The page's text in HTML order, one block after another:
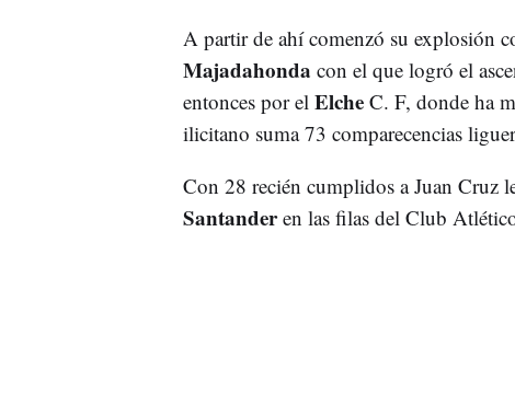
A partir de ahí comenzó su explosión
Majadahonda con el que logró el
entonces por el ElcheC. F, donde ha
ilicitano suma 73 comparecencias
Con 28 recién cumplidos a Juan Cruz
Santanderen las filas del Club